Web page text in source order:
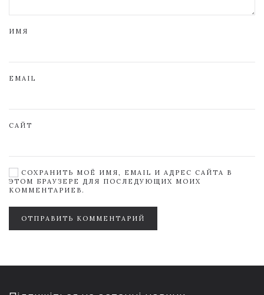
ИМЯ
EMAIL
САЙТ
СОХРАНИТЬ МОЁ ИМЯ, EMAIL И АДРЕС САЙТА В
ЭТОМ БРАУЗЕРЕ ДЛЯ ПОСЛЕДУЮЩИХ МОИХ
КОММЕНТАРИЕВ.
ОТПРАВИТЬ КОММЕНТАРИЙ